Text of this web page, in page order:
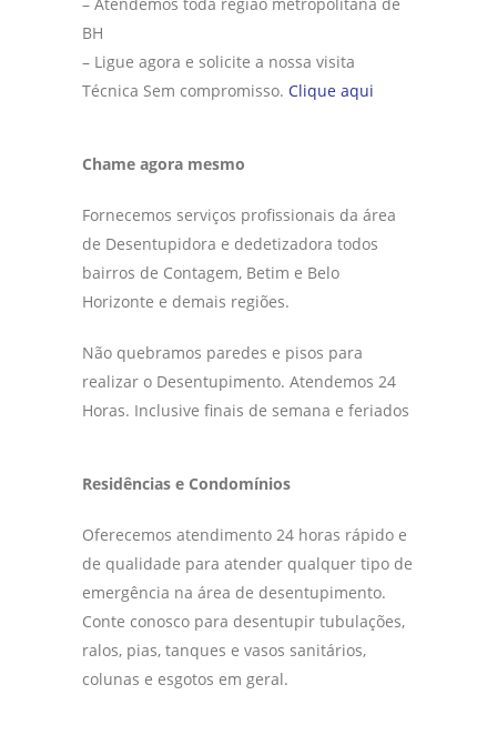
BH
– Ligue agora e solicite a nossa visita
Técnica Sem compromisso. Clique aqui
Chame agora mesmo
Fornecemos serviços profissionais da área
de Desentupidora e dedetizadora todos
bairros de Contagem, Betim e Belo
Horizonte e demais regiões.
Não quebramos paredes e pisos para
realizar o Desentupimento. Atendemos 24
Horas. Inclusive finais de semana e feriados
Residências e Condomínios
Oferecemos atendimento 24 horas rápido e
de qualidade para atender qualquer tipo de
emergência na área de desentupimento.
Conte conosco para desentupir tubulações,
ralos, pias, tanques e vasos sanitários,
colunas e esgotos em geral.